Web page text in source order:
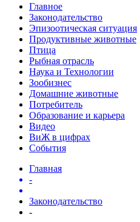
Главное
Законодательство
Эпизоотическая ситуация
Продуктивные животные
Птица
Рыбная отрасль
Наука и Технологии
Зообизнес
Домашние животные
Потребитель
Образование и карьера
Видео
ВиЖ в цифрах
События
Главная
-
Законодательство
-